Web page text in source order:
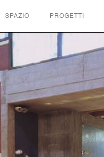
SPAZIO PROGETTI